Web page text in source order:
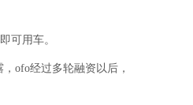
可用车。
ofo经过多轮融资以后，